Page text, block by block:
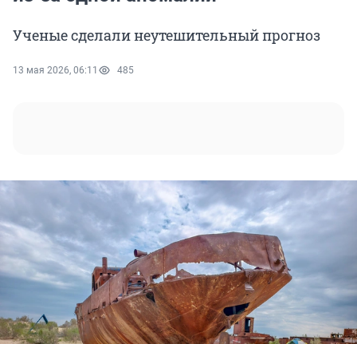
Ученые сделали неутешительный прогноз
13 мая 2026, 06:11 485